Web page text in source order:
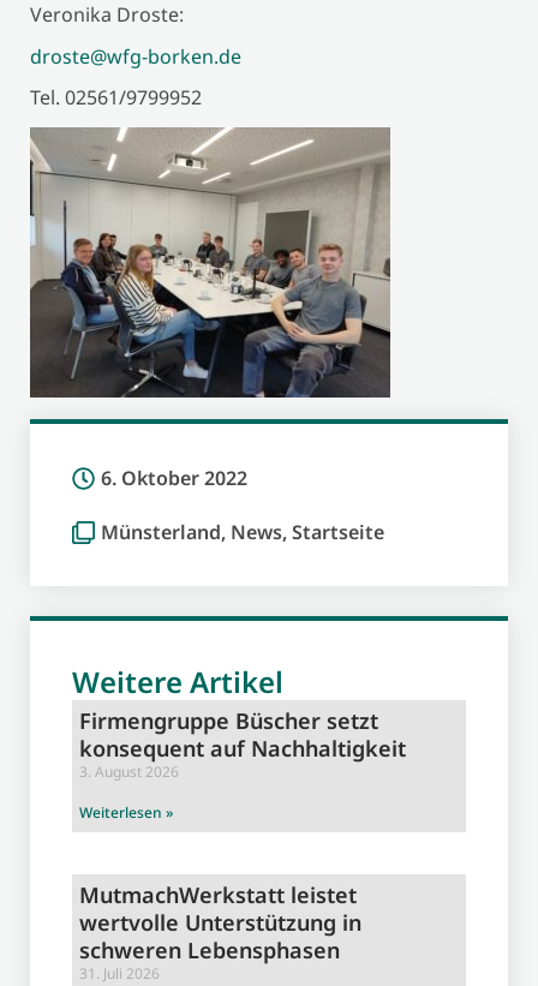
Veronika Droste:
droste@wfg-borken.de
Tel. 02561/9799952
6. Oktober 2022
Münsterland, News,Startseite
Weitere Artikel
Firmengruppe Büscher setzt
konsequent auf Nachhaltigkeit
3. August 2026
Weiterlesen »
MutmachWerkstatt leistet
wertvolle Unterstützung in
schweren Lebensphasen
31. Juli 2026